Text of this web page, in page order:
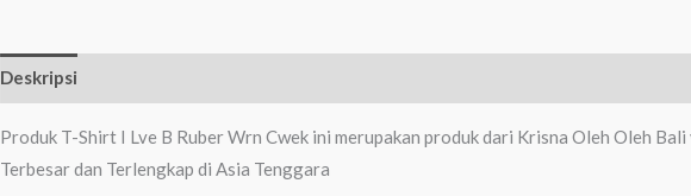
Deskripsi
Produk T-Shirt I Lve B Ruber Wrn Cwek ini merupakan produk dari Krisna Oleh Oleh
Terbesar dan Terlengkap di Asia Tenggara